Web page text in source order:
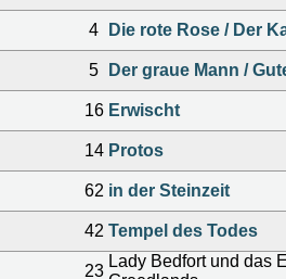
4 Die rote Rose / Der
5 Der graue Mann /
16 Erwischt
14 Protos
62 in der Steinzeit
42 Tempel des Todes
23
Lady Bedfort und das